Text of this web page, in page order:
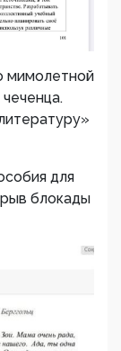
мимолетной
для
блокады